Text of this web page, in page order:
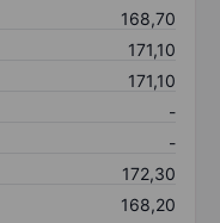
168,70
171,10
171,10
-
-
172,30
168,20